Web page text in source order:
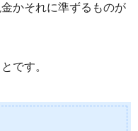
かそれに準ずるものが
です。